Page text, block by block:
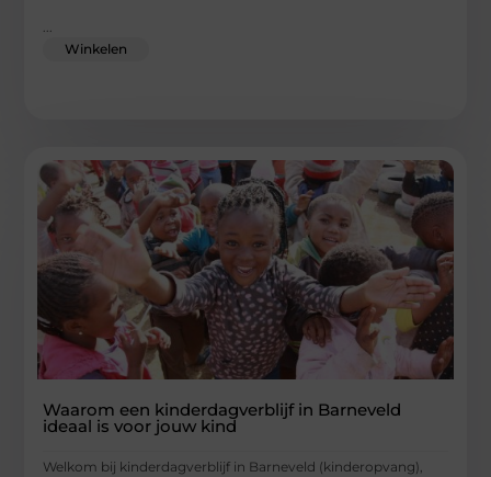
...
Winkelen
Waarom een kinderdagverblijf in Barneveld
ideaal is voor jouw kind
Welkom bij kinderdagverblijf in Barneveld (kinderopvang),